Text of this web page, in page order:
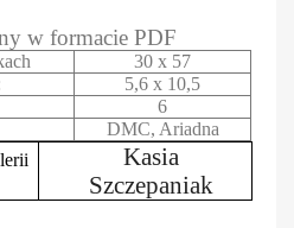
w formacie PDF
30 x 57
5,6 x 10,5
6
DMC, Ariadna
Kasia
Szczepaniak